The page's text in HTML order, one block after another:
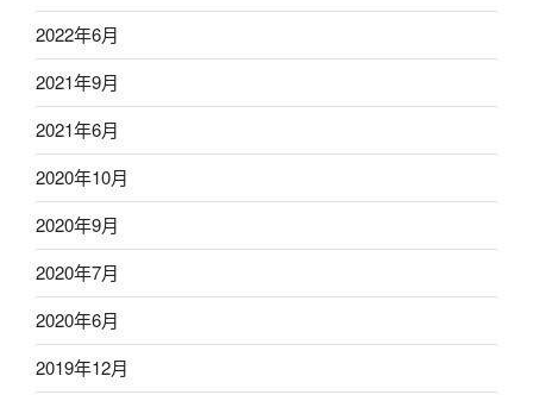
2022年6月
2021年9月
2021年6月
2020年10月
2020年9月
2020年7月
2020年6月
2019年12月